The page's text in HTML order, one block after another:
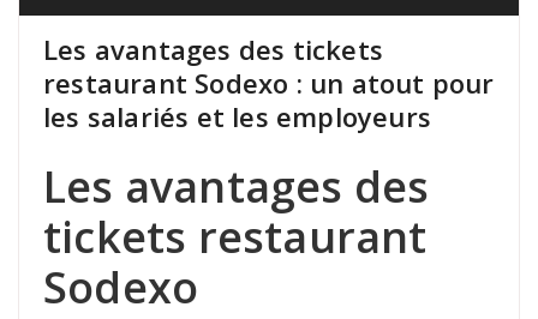
Les avantages des tickets
restaurant Sodexo : un atout pour
les salariés et les employeurs
Les avantages des
tickets restaurant
Sodexo